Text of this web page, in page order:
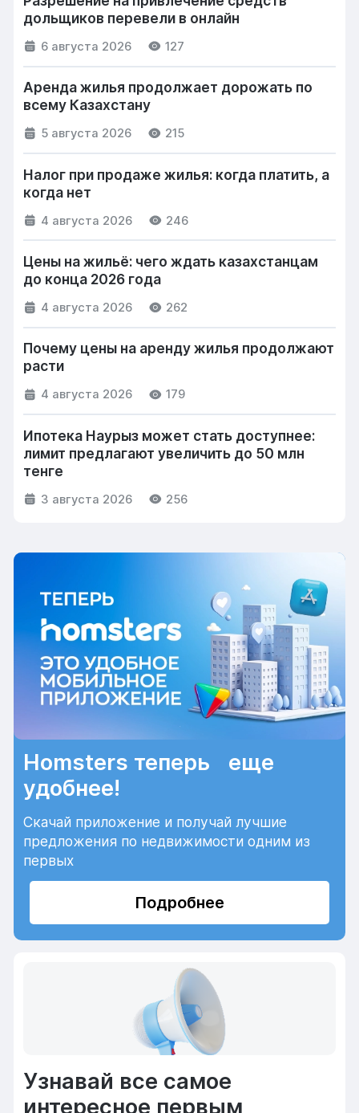
дольщиков перевели в онлайн
6 августа 2026 127
Аренда жилья продолжает дорожать по
всему Казахстану
5 августа 2026 215
Налог при продаже жилья: когда платить, а
когда нет
4 августа 2026 246
Цены на жильё: чего ждать казахстанцам
до конца 2026 года
4 августа 2026 262
Почему цены на аренду жилья продолжают
расти
4 августа 2026 179
Ипотека Наурыз может стать доступнее:
лимит предлагают увеличить до 50 млн
тенге
3 августа 2026 256
Homsters теперь еще
удобнее!
Скачай приложение и получай лучшие
предложения по недвижимости одним из
первых
Подробнее
Узнавай все самое
интересное первым